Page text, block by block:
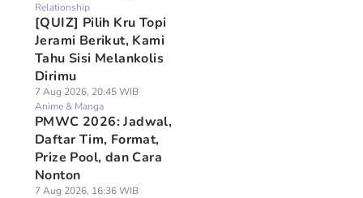
Relationship
[QUIZ] Pilih Kru Topi
Jerami Berikut, Kami
Tahu Sisi Melankolis
Dirimu
7 Aug 2026, 20:45 WIB
Anime & Manga
PMWC 2026: Jadwal,
Daftar Tim, Format,
Prize Pool, dan Cara
Nonton
7 Aug 2026, 16:36 WIB